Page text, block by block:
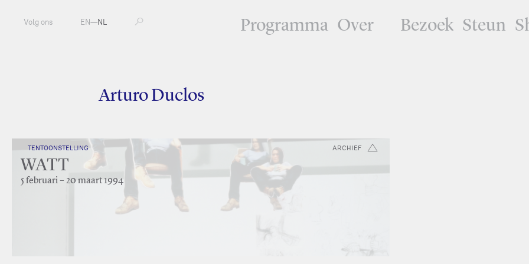
Programma Over Bezoek Steun
Volg ons EN—NL
Arturo Duclos
ARCHIEF
TENTOONSTELLING
WATT
5 februari – 20 maart 1994